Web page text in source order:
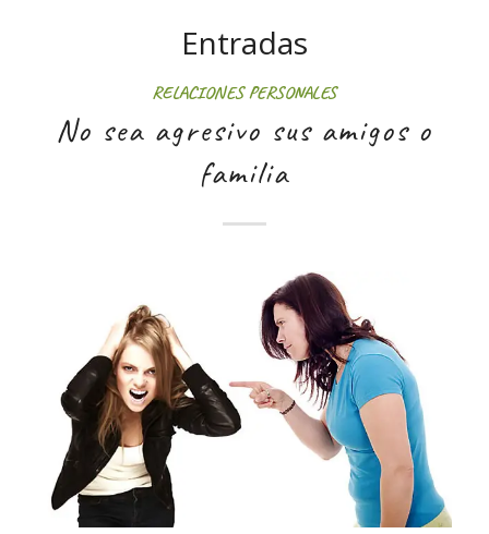
Entradas
RELACIONES PERSONALES
No sea agresivo sus amigos o
familia